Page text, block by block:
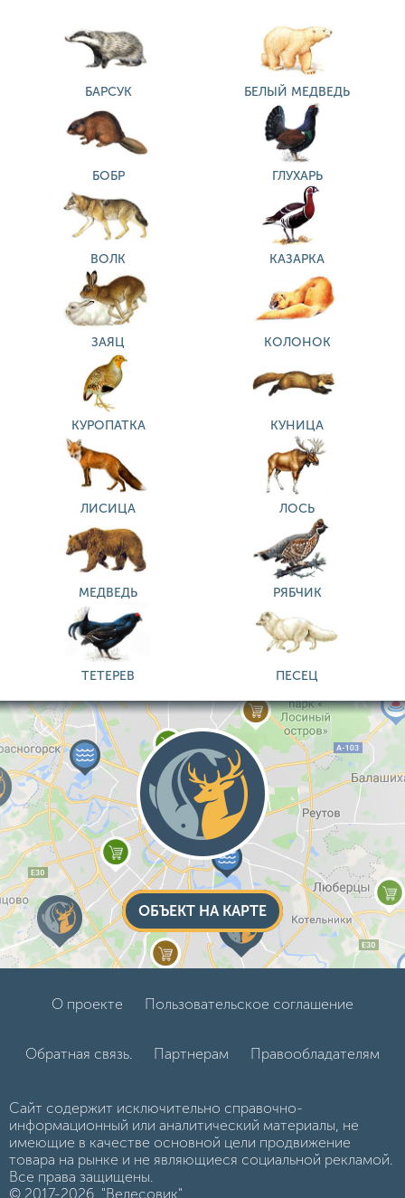
БАРСУК БЕЛЫЙ МЕДВЕДЬ
БОБР ГЛУХАРЬ
ВОЛК КАЗАРКА
ЗАЯЦ КОЛОНОК
КУРОПАТКА КУНИЦА
ЛИСИЦА ЛОСЬ
МЕДВЕДЬ РЯБЧИК
ТЕТЕРЕВ ПЕСЕЦ
ОБЪЕКТ НА КАРТЕ
О проекте Пользовательское соглашение
Обратная связь. Партнерам Правообладателям
Сайт содержит исключительно справочно-
информационный или аналитический материалы, не
имеющие в качестве основной цели продвижение
товара на рынке и не являющиеся социальной рекламой.
Все права защищены.
© 2017-2026, "Велесовик"